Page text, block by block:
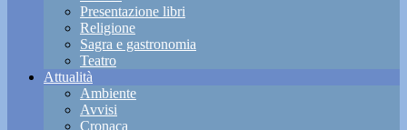
Presentazione libri
Religione
Sagra e gastronomia
Teatro
Attualità
Ambiente
Avvisi
Cronaca